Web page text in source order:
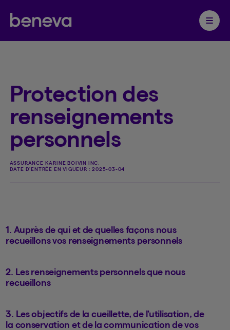
Partenaire Beneva
Ouvrir
Protection des
renseignements
personnels
ASSURANCE KARINE BOIVIN INC.
DATE D'ENTRÉE EN VIGUEUR :2025-03-04
1. Auprès de qui et de quelles façons nous
recueillons vos renseignements personnels
2. Les renseignements personnels que nous
recueillons
3. Les objectifs de la cueillette, de l’utilisation, de
la conservation et de la communication de vos